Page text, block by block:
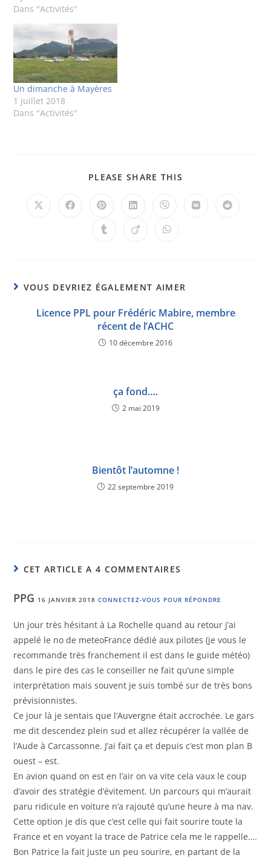
Dans "Activités"
Un dimanche à Mayères
1 juillet 2018
Dans "Activités"
PLEASE SHARE THIS
VOUS DEVRIEZ ÉGALEMENT AIMER
Licence PPL pour Frédéric Mabire, membre
récent de l’ACHC
10 décembre 2016
ça fond….
2 mai 2019
Bientôt l’automne !
22 septembre 2019
CET ARTICLE A 4 COMMENTAIRES
PPG 16 JANVIER 2018 CONNECTEZ-VOUS POUR RÉPONDRE
Un jour très hésitant à La Rochelle quand au retour j’ai
appelé le no de meteoFrance dédié aux pilotes (je vous le
recommande très franchement il est dans le guide météo)
dans le pire des cas le conseiller ne fait qu’une simple
interprétation mais souvent je suis tombé sur de très bons
prévisionnistes.
Ce jour là je sentais que l’Auvergne était accrochée. Le gars
me dit descendez plein sud et allez récupérer la vallée de
l’Aude à Carcassonne. J’ai fait ça et depuis c’est mon plan B
ouest – est.
En avion quand on est en l’air on va vite cela vaux le coup
d’avoir des stratégie d’évitement. Un parcours qui m’aurait
paru ridicule en voiture n’a rajouté qu’une heure à ma nav.
Cette option je dis que c’est celle qui fait sourire toute la
France et en voyant la trace de Patrice cela me le rappelle….
Bon Patrice la fait juste un peu sourire, en partant de la